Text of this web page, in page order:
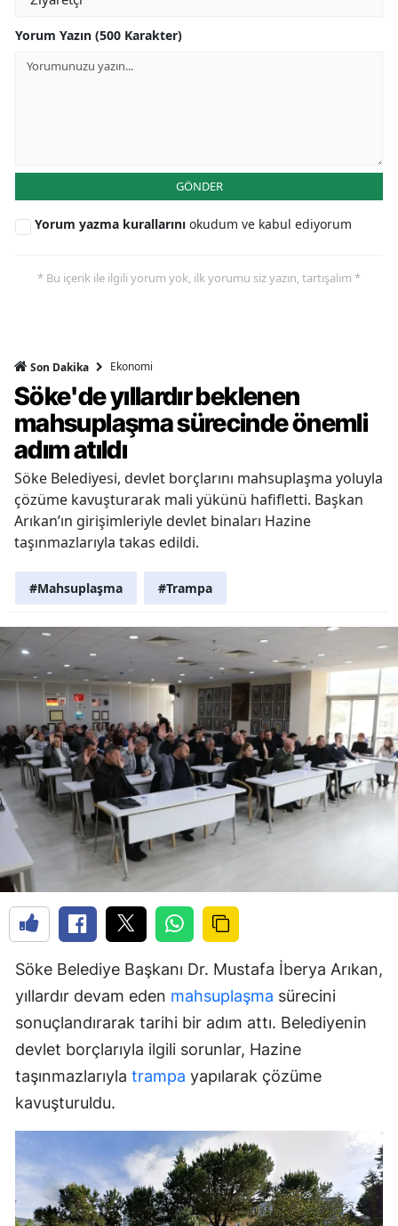
Yorum Yazın (500 Karakter)
GÖNDER
Yorum yazma kurallarını okudum ve kabul ediyorum
* Bu içerik ile ilgili yorum yok, ilk yorumu siz yazın, tartışalım *
Son Dakika Ekonomi
Söke'de yıllardır beklenen
mahsuplaşma sürecinde önemli
adım atıldı
Söke Belediyesi, devlet borçlarını mahsuplaşma yoluyla
çözüme kavuşturarak mali yükünü hafifletti. Başkan
Arıkan’ın girişimleriyle devlet binaları Hazine
taşınmazlarıyla takas edildi.
#Mahsuplaşma #Trampa
Söke Belediye Başkanı Dr. Mustafa İberya Arıkan,
yıllardır devam eden mahsuplaşma sürecini
sonuçlandırarak tarihi bir adım attı. Belediyenin
devlet borçlarıyla ilgili sorunlar, Hazine
taşınmazlarıyla trampa yapılarak çözüme
kavuşturuldu.